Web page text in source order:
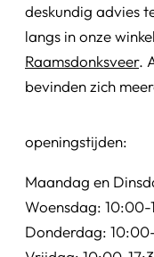
deskundig advies
langs in onze
Raamsdonksveer.
bevinden zich
openingstijden:
Maandag en
Woensdag: 10:00-
Donderdag: